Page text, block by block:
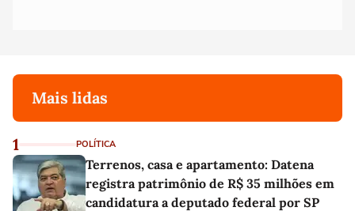
Mais lidas
1 POLÍTICA
Terrenos, casa e apartamento: Datena
registra patrimônio de R$ 35 milhões em
candidatura a deputado federal por SP